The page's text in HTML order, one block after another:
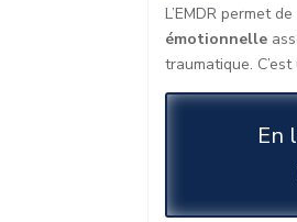
L’EMDR permet de
émotionnelle
traumatique.
En